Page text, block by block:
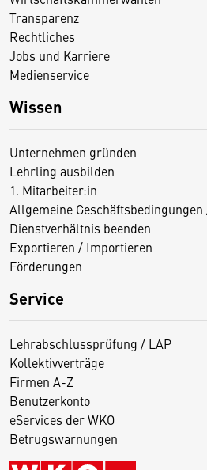
Transparenz
Rechtliches
Jobs und Karriere
Medienservice
Wissen
Unternehmen gründen
Lehrling ausbilden
1. Mitarbeiter:in
Allgemeine Geschäftsbedingungen
Dienstverhältnis beenden
Exportieren / Importieren
Förderungen
Service
Lehrabschlussprüfung / LAP
Kollektivverträge
Firmen A-Z
Benutzerkonto
eServices der WKO
Betrugswarnungen